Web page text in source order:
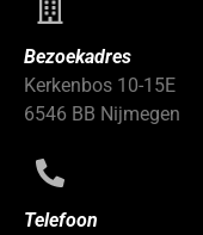
Bezoekadres
Kerkenbos 10-15E
6546 BB Nijmegen
Telefoon